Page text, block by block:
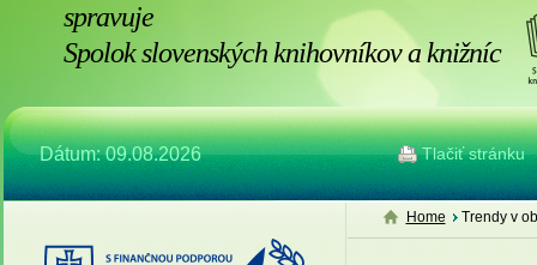
spravuje
Spolok slovenských knihovníkov a knižníc
Dátum: 09.08.2026 Tlačiť stránku
Home Trendy v